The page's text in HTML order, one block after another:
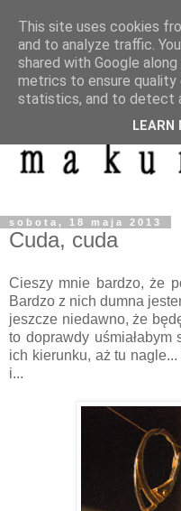
sobota, 18 maja 2013
Cuda, cuda
Cieszy mnie bardzo, że
Bardzo z nich dumna
jeszcze niedawno, że
to doprawdy uśmiałabym
ich kierunku, aż tu
i...
This site uses cookies
and to analyze traffic.
shared with Google
metrics to ensure quality
statistics, and to detect
LEARN